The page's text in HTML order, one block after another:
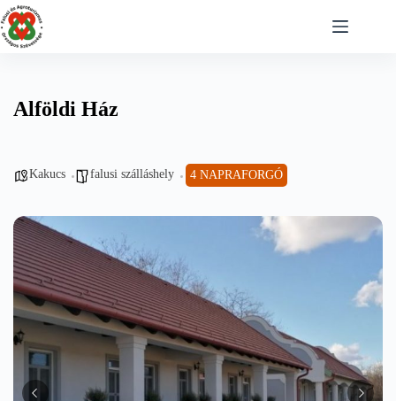
Skip
to
content
Alföldi Ház
Kakucs falusi szálláshely 4 NAPRAFORGÓ